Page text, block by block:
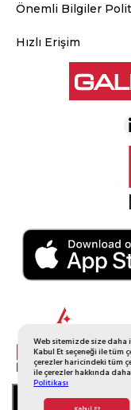
Web sitemizde size daha
Kabul Et seçeneği ile tüm
çerezler haricindeki tüm
ile çerezler hakkında
Politikası
Önemli Bilgiler
Hızlı Erişim